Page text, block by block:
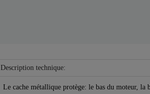
Description technique:
Le cache métallique protège: le bas du moteur, la